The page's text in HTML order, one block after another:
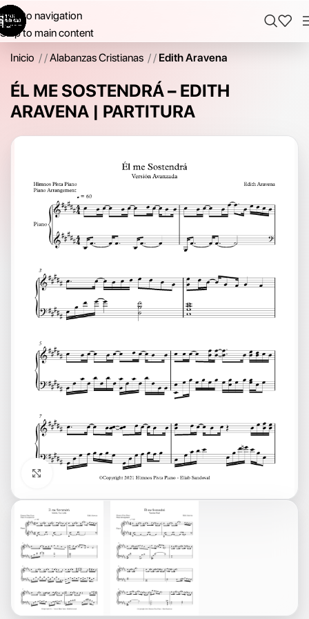
Skip to navigation
Skip to main content
Inicio / Alabanzas Cristianas / Edith Aravena
ÉL ME SOSTENDRÁ – EDITH
ARAVENA | PARTITURA
Click to enlarge